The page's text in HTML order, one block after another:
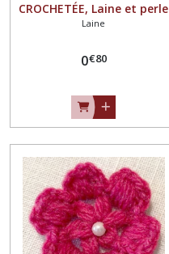
CROCHETÉE, Laine et perle
nacrée / JAUNE LAYETTE **
coudre ou à coller, vendu à
Laine
0€80